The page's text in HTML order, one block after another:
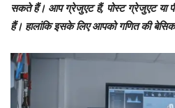
सकते हैं। आप ग्रेजुएट हैं, पोस्ट ग्रेजुएट या
हैं। हालांकि इसके लिए आपको गणित की